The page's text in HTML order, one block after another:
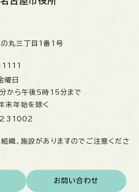
丸三丁目1番1号
曜日
から午後5時15分まで
末年始を除く
織、施設がありますのでご注意くださ
お問い合わせ